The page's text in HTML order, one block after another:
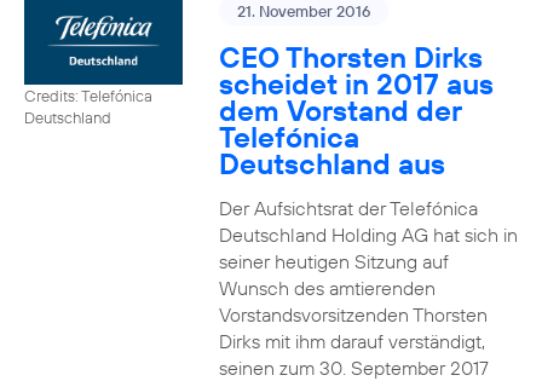
Credits: Telefónica
Deutschland
21. November 2016
CEO Thorsten Dirks
scheidet in 2017 aus
dem Vorstand der
Telefónica
Deutschland aus
Der Aufsichtsrat der Telefónica
Deutschland Holding AG hat sich in
seiner heutigen Sitzung auf
Wunsch des amtierenden
Vorstandsvorsitzenden Thorsten
Dirks mit ihm darauf verständigt,
seinen zum 30. September 2017